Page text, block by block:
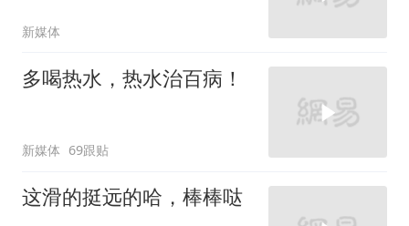
新媒体
多喝热水，热水治百病！
新媒体 69跟贴
这滑的挺远的哈，棒棒哒